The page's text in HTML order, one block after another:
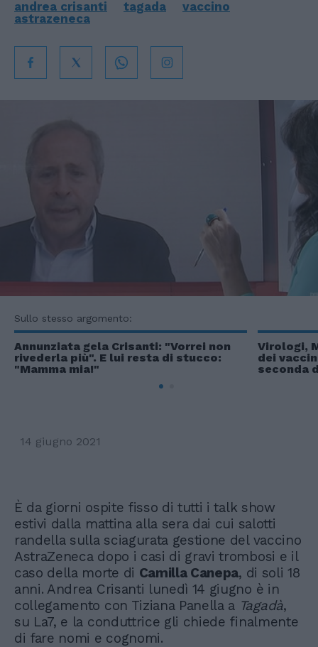
andrea crisanti tagada
vaccino
astrazeneca
Sullo stesso argomento:
Annunziata gela Crisanti: "Vorrei non
rivederla più". E lui resta di stucco:
"Mamma mia!"
Virologi,
dei
seconda
14 giugno 2021
È da giorni ospite fisso di tutti i talk show
estivi dalla mattina alla sera dai cui salotti
randella sulla sciagurata gestione del vaccino
AstraZeneca dopo i casi di gravi trombosi e il
caso della morte di Camilla Canepa, di soli 18
anni. Andrea Crisanti lunedì 14 giugno è in
collegamento con Tiziana Panella a Tagadà,
su La7, e la conduttrice gli chiede finalmente
di fare nomi e cognomi.